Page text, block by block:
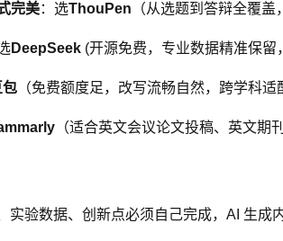
完美：选ThouPen （从选题到答辩全覆
DeepSeek (开源免费，专业数据精准保留
包 （免费额度足，改写流畅自然，跨学科适
（适合英文会议论文投稿、英文期
实验数据、创新点必须自己完成，AI 生成